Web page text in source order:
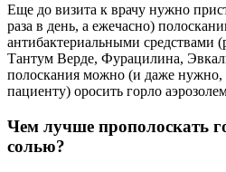
Еще до визита к врачу нужно
раза в день, а ежечасно)
антибактериальными средствами
Тантум Верде, Фурацилина,
полоскания можно (и даже нужно,
пациенту) оросить горло
Чем лучше прополоскать
солью?